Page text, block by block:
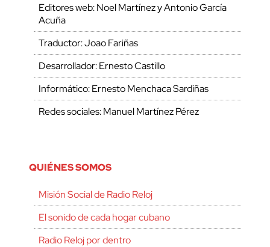
Editores web: Noel Martínez y Antonio García
Acuña
Traductor: Joao Fariñas
Desarrollador: Ernesto Castillo
Informático: Ernesto Menchaca Sardiñas
Redes sociales: Manuel Martínez Pérez
QUIÉNES SOMOS
Misión Social de Radio Reloj
El sonido de cada hogar cubano
Radio Reloj por dentro